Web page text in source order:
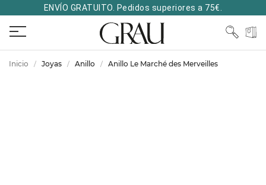
ENVÍO GRATUITO. Pedidos superiores a 75€.
Inicio Joyas Anillo Anillo Le Marché des Merveilles